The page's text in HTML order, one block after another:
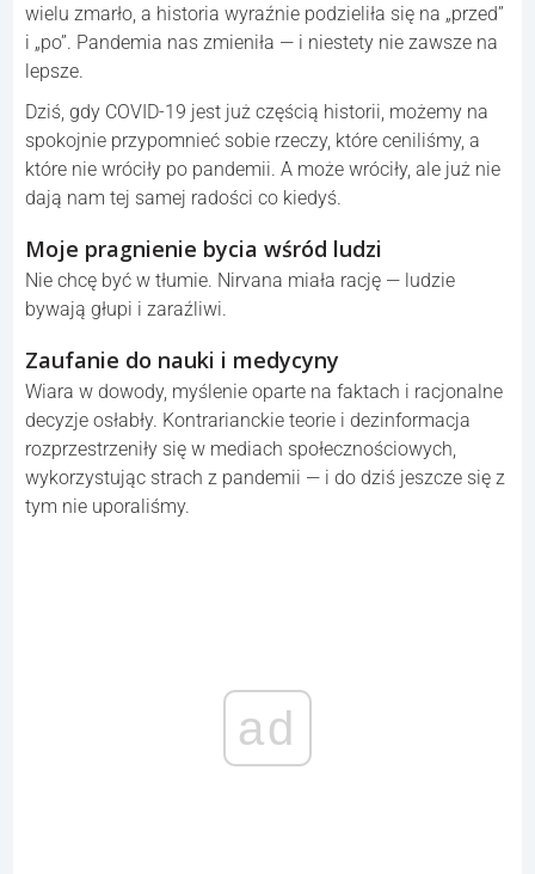
wielu zmarło, a historia wyraźnie podzieliła się na „przed”
i „po”. Pandemia nas zmieniła — i niestety nie zawsze na
lepsze.
Dziś, gdy COVID-19 jest już częścią historii, możemy na
spokojnie przypomnieć sobie rzeczy, które ceniliśmy, a
które nie wróciły po pandemii. A może wróciły, ale już nie
dają nam tej samej radości co kiedyś.
Moje pragnienie bycia wśród ludzi
Nie chcę być w tłumie. Nirvana miała rację — ludzie
bywają głupi i zaraźliwi.
Zaufanie do nauki i medycyny
Wiara w dowody, myślenie oparte na faktach i racjonalne
decyzje osłabły. Kontrarianckie teorie i dezinformacja
rozprzestrzeniły się w mediach społecznościowych,
wykorzystując strach z pandemii — i do dziś jeszcze się z
tym nie uporaliśmy.
ad